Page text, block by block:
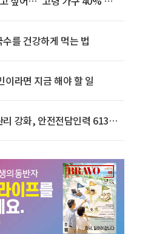
를 건강하게 먹는 법
이라면 지금 해야 할 일
강화, 안전전담인력 613명